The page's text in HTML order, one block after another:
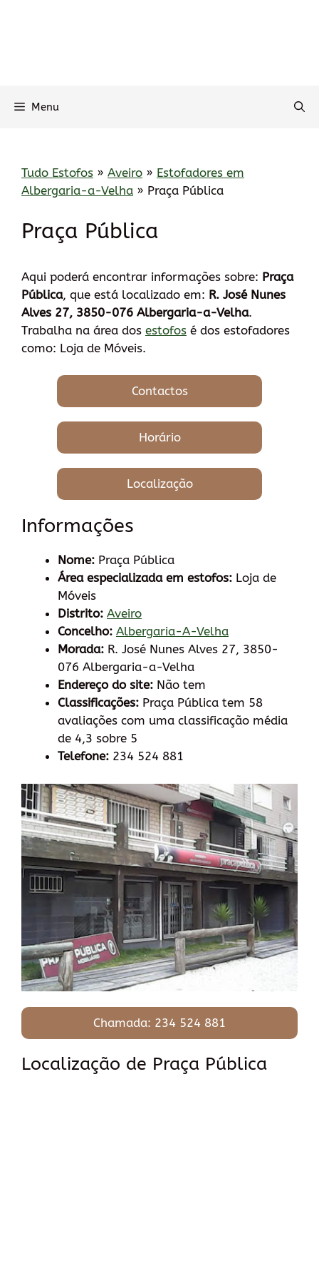
Menu
Tudo Estofos » Aveiro » Estofadores em
Albergaria-a-Velha » Praça Pública
Praça Pública
Aqui poderá encontrar informações sobre: Praça
Pública, que está localizado em: R. José Nunes
Alves 27, 3850-076 Albergaria-a-Velha.
Trabalha na área dos estofos é dos estofadores
como: Loja de Móveis.
Contactos
Horário
Localização
Informações
Nome: Praça Pública
Área especializada em estofos: Loja de
Móveis
Distrito: Aveiro
Concelho: Albergaria-A-Velha
Morada: R. José Nunes Alves 27, 3850-
076 Albergaria-a-Velha
Endereço do site: Não tem
Classificações: Praça Pública tem 58
avaliações com uma classificação média
de 4,3 sobre 5
Telefone: 234 524 881
Chamada: 234 524 881
Localização de Praça Pública